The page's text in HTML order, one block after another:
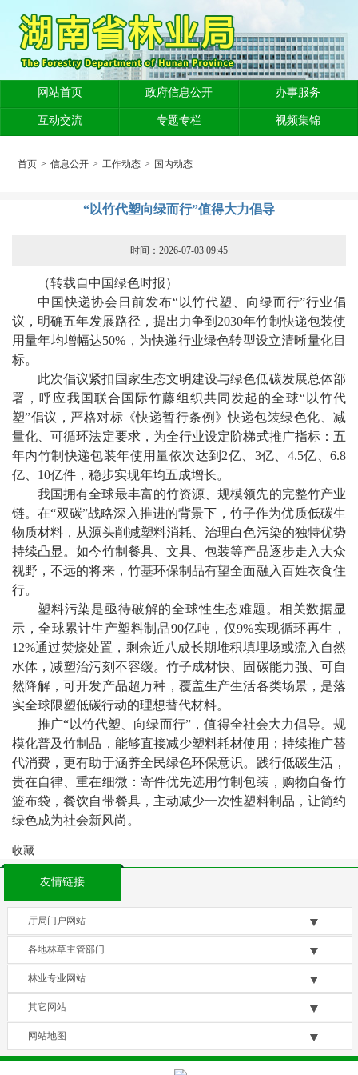
网站首页 政府信息公开 办事服务
互动交流 专题专栏 视频集锦
首页 > 信息公开 > 工作动态 > 国内动态
“以竹代塑向绿而行”值得大力倡导
时间：2026-07-03 09:45
（转载自中国绿色时报）
中国快递协会日前发布“以竹代塑、向绿而行”行业倡
议，明确五年发展路径，提出力争到2030年竹制快递包装使
用量年均增幅达50%，为快递行业绿色转型设立清晰量化目
标。
此次倡议紧扣国家生态文明建设与绿色低碳发展总体部
署，呼应我国联合国际竹藤组织共同发起的全球“以竹代
塑”倡议，严格对标《快递暂行条例》快递包装绿色化、减
量化、可循环法定要求，为全行业设定阶梯式推广指标：五
年内竹制快递包装年使用量依次达到2亿、3亿、4.5亿、6.8
亿、10亿件，稳步实现年均五成增长。
我国拥有全球最丰富的竹资源、规模领先的完整竹产业
链。在“双碳”战略深入推进的背景下，竹子作为优质低碳生
物质材料，从源头削减塑料消耗、治理白色污染的独特优势
持续凸显。如今竹制餐具、文具、包装等产品逐步走入大众
视野，不远的将来，竹基环保制品有望全面融入百姓衣食住
行。
塑料污染是亟待破解的全球性生态难题。相关数据显
示，全球累计生产塑料制品90亿吨，仅9%实现循环再生，
12%通过焚烧处置，剩余近八成长期堆积填埋场或流入自然
水体，减塑治污刻不容缓。竹子成材快、固碳能力强、可自
然降解，可开发产品超万种，覆盖生产生活各类场景，是落
实全球限塑低碳行动的理想替代材料。
推广“以竹代塑、向绿而行”，值得全社会大力倡导。规
模化普及竹制品，能够直接减少塑料耗材使用；持续推广替
代消费，更有助于涵养全民绿色环保意识。践行低碳生活，
贵在自律、重在细微：寄件优先选用竹制包装，购物自备竹
篮布袋，餐饮自带餐具，主动减少一次性塑料制品，让简约
绿色成为社会新风尚。
收藏
友情链接
厅局门户网站
各地林草主管部门
林业专业网站
其它网站
网站地图